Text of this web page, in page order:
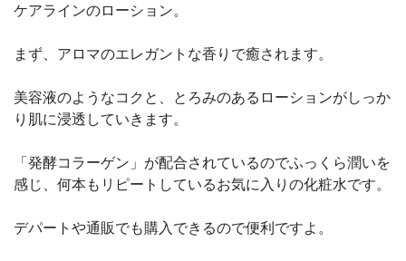
ケアラインのローション。
まず、アロマのエレガントな香りで癒されます。
美容液のようなコクと、とろみのあるローションがしっか
り肌に浸透していきます。
「発酵コラーゲン」が配合されているのでふっくら潤いを
感じ、何本もリピートしているお気に入りの化粧水です。
デパートや通販でも購入できるので便利ですよ。